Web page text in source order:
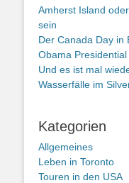
Amherst Island
sein
Der Canada Day in
Obama
Und es ist mal
Wasserfälle im
Kategorien
Allgemeines
Leben in Toronto
Touren in den USA